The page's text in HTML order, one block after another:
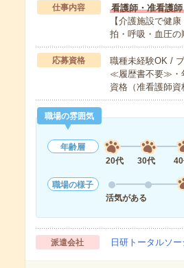
仕事内容
看護師・准看護師
【介護施設で健
拍・呼吸・血圧
応募資格
職種未経験OK /
≪履歴書不要≫・
資格（准看護師
職場の雰囲気
年齢層
20代
30代
職場の様子
活気がある
派遣会社 日研トータルソ